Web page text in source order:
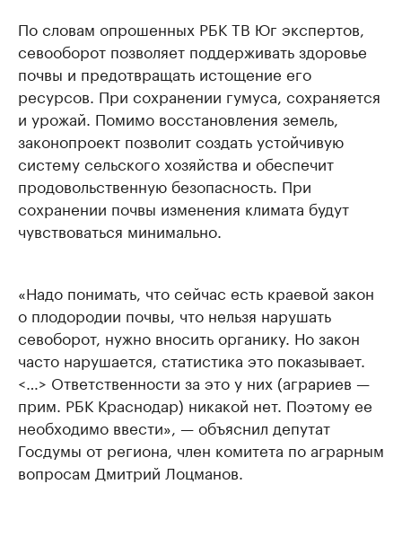
По словам опрошенных РБК ТВ Юг экспертов,
севооборот позволяет поддерживать здоровье
почвы и предотвращать истощение его
ресурсов. При сохранении гумуса, сохраняется
и урожай. Помимо восстановления земель,
законопроект позволит создать устойчивую
систему сельского хозяйства и обеспечит
продовольственную безопасность. При
сохранении почвы изменения климата будут
чувствоваться минимально.
«Надо понимать, что сейчас есть краевой закон
о плодородии почвы, что нельзя нарушать
севоборот, нужно вносить органику. Но закон
часто нарушается, статистика это показывает.
<…> Ответственности за это у них (аграриев —
прим. РБК Краснодар) никакой нет. Поэтому ее
необходимо ввести», — объяснил депутат
Госдумы от региона, член комитета по аграрным
вопросам Дмитрий Лоцманов.